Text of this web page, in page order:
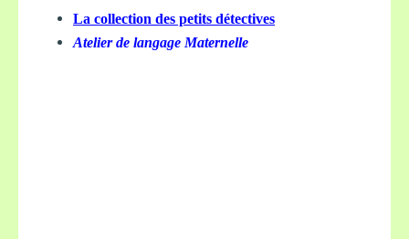
La collection des petits détectives
Atelier de langage Maternelle